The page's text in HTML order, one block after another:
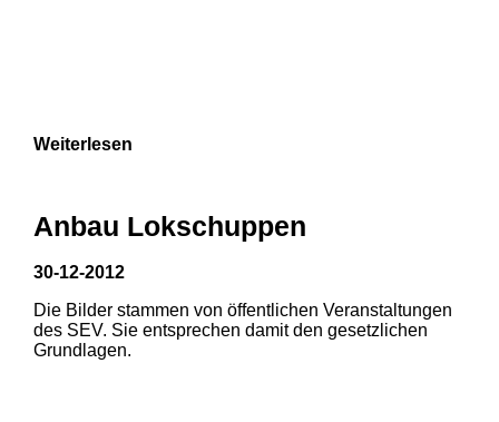
1 2
Weiterlesen
Anbau Lokschuppen
30-12-2012
Die Bilder stammen von öffentlichen Veranstaltungen
des SEV. Sie entsprechen damit den gesetzlichen
Grundlagen.